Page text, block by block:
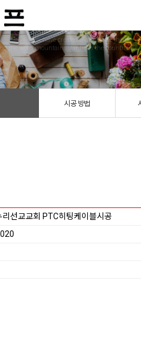
We have created a awesome theme
the word mountains, far from the countries
시공 방법
리선교교회 PTC히팅케이블시공